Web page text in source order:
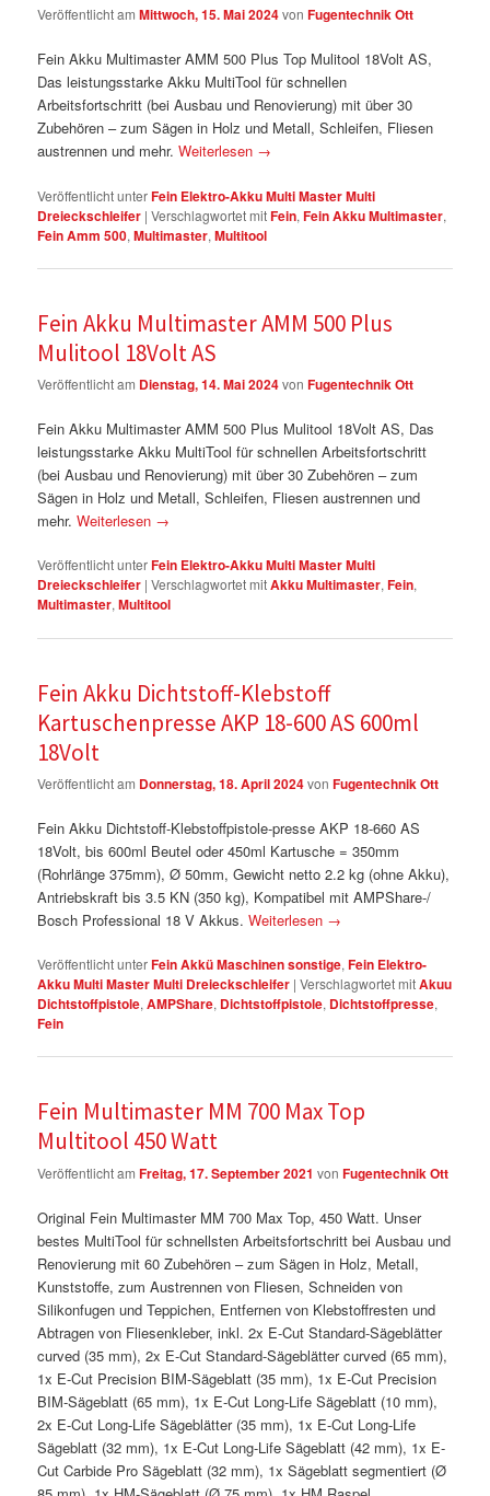
Veröffentlicht amMittwoch, 15. Mai 2024vonFugentechnik Ott
Fein Akku Multimaster AMM 500 Plus Top Mulitool 18Volt AS,
Das leistungsstarke Akku MultiTool für schnellen
Arbeitsfortschritt (bei Ausbau und Renovierung) mit über 30
Zubehören – zum Sägen in Holz und Metall, Schleifen, Fliesen
austrennen und mehr.Weiterlesen →
Veröffentlicht unterFein Elektro-Akku Multi Master Multi
Dreieckschleifer |Verschlagwortet mitFein,Fein Akku Multimaster,
Fein Amm 500,Multimaster,Multitool
Fein Akku Multimaster AMM 500 Plus
Mulitool 18Volt AS
Veröffentlicht am Dienstag, 14. Mai 2024vonFugentechnik Ott
Fein Akku Multimaster AMM 500 Plus Mulitool 18Volt AS, Das
leistungsstarke Akku MultiTool für schnellen Arbeitsfortschritt
(bei Ausbau und Renovierung) mit über 30 Zubehören – zum
Sägen in Holz und Metall, Schleifen, Fliesen austrennen und
mehr.Weiterlesen →
Veröffentlicht unterFein Elektro-Akku Multi Master Multi
Dreieckschleifer |Verschlagwortet mitAkku Multimaster,Fein,
Multimaster,Multitool
Fein Akku Dichtstoff-Klebstoff
Kartuschenpresse AKP 18-600 AS 600ml
18Volt
Veröffentlicht am Donnerstag, 18. April 2024vonFugentechnik Ott
Fein Akku Dichtstoff-Klebstoffpistole-presse AKP 18-660 AS
18Volt, bis 600ml Beutel oder 450ml Kartusche = 350mm
(Rohrlänge 375mm), Ø 50mm, Gewicht netto 2.2 kg (ohne Akku),
Antriebskraft bis 3.5 KN (350 kg), Kompatibel mit AMPShare-/
Bosch Professional 18 V Akkus.Weiterlesen →
Veröffentlicht unterFein Akkü Maschinen sonstige,Fein Elektro-
Akku Multi Master Multi Dreieckschleifer |Verschlagwortet mitAkuu
Dichtstoffpistole,AMPShare, Dichtstoffpistole, Dichtstoffpresse,
Fein
Fein Multimaster MM 700 Max Top
Multitool 450 Watt
Veröffentlicht amFreitag, 17. September 2021 vonFugentechnik Ott
Original Fein Multimaster MM 700 Max Top, 450 Watt. Unser
bestes MultiTool für schnellsten Arbeitsfortschritt bei Ausbau und
Renovierung mit 60 Zubehören – zum Sägen in Holz, Metall,
Kunststoffe, zum Austrennen von Fliesen, Schneiden von
Silikonfugen und Teppichen, Entfernen von Klebstoffresten und
Abtragen von Fliesenkleber, inkl. 2x E-Cut Standard-Sägeblätter
curved (35 mm), 2x E-Cut Standard-Sägeblätter curved (65 mm),
1x E-Cut Precision BIM-Sägeblatt (35 mm), 1x E-Cut Precision
BIM-Sägeblatt (65 mm), 1x E-Cut Long-Life Sägeblatt (10 mm),
2x E-Cut Long-Life Sägeblätter (35 mm), 1x E-Cut Long-Life
Sägeblatt (32 mm), 1x E-Cut Long-Life Sägeblatt (42 mm), 1x E-
Cut Carbide Pro Sägeblatt (32 mm), 1x Sägeblatt segmentiert (Ø